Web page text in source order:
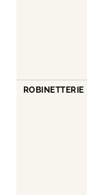
ROBINETTERIE